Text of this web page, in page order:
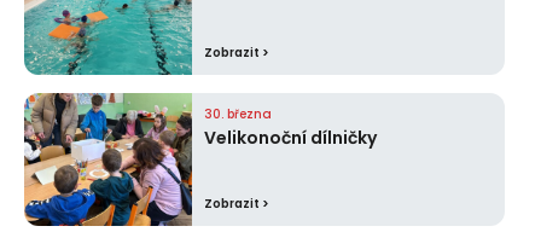
Zobrazit >
30. března
Velikonoční dílničky
Zobrazit >